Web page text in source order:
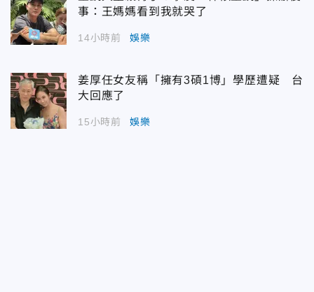
事：王媽媽看到我就哭了
14小時前 娛樂
姜厚任女友稱「擁有3碩1博」學歷遭疑 台
大回應了
15小時前 娛樂